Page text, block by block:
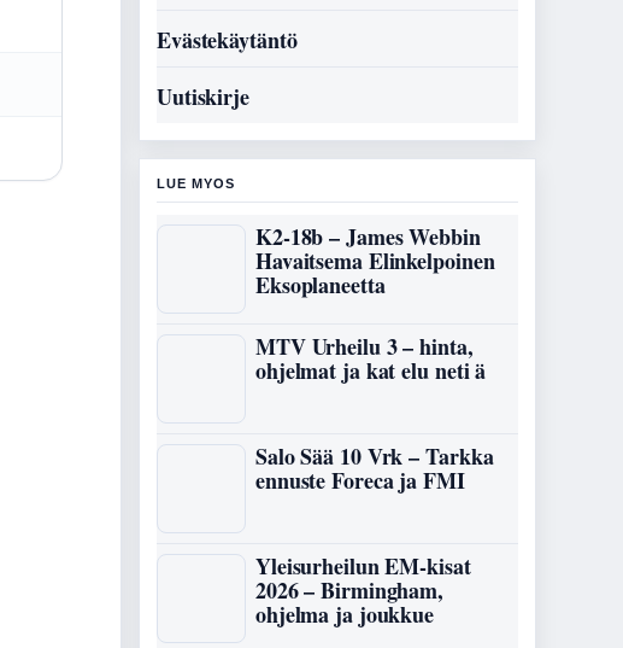
Evästekäytäntö
Uutiskirje
LUE MYOS
K2-18b – James Webbin
Havaitsema Elinkelpoinen
Eksoplaneetta
MTV Urheilu 3 – hinta,
ohjelmat ja kat elu neti ä
Salo Sää 10 Vrk – Tarkka
ennuste Foreca ja FMI
Yleisurheilun EM-kisat
2026 – Birmingham,
ohjelma ja joukkue